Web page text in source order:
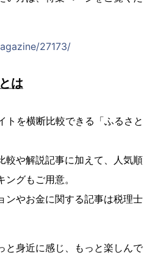
27173/
は
トを横断比較できる「ふるさと
較や解説記事に加えて、人気順
グもご用意。
ンやお金に関する記事は税理士
と身近に感じ、もっと楽しんで